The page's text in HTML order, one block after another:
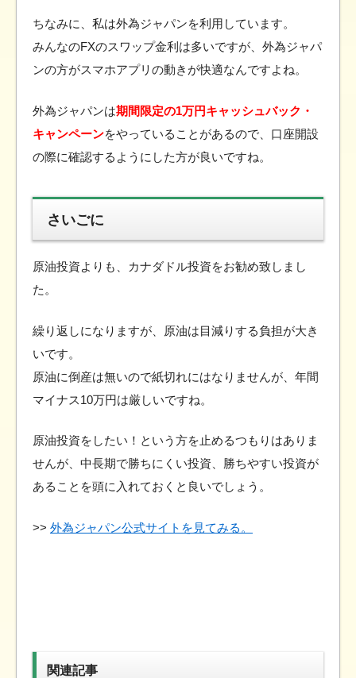
ちなみに、私は外為ジャパンを利用しています。
みんなのFXのスワップ金利は多いですが、外為ジャパ
ンの方がスマホアプリの動きが快適なんですよね。
外為ジャパンは期間限定の1万円キャッシュバック・
キャンペーンをやっていることがあるので、口座開設
の際に確認するようにした方が良いですね。
さいごに
原油投資よりも、カナダドル投資をお勧め致しまし
た。
繰り返しになりますが、原油は目減りする負担が大き
いです。
原油に倒産は無いので紙切れにはなりませんが、年間
マイナス10万円は厳しいですね。
原油投資をしたい！という方を止めるつもりはありま
せんが、中長期で勝ちにくい投資、勝ちやすい投資が
あることを頭に入れておくと良いでしょう。
>> 外為ジャパン公式サイトを見てみる。
関連記事